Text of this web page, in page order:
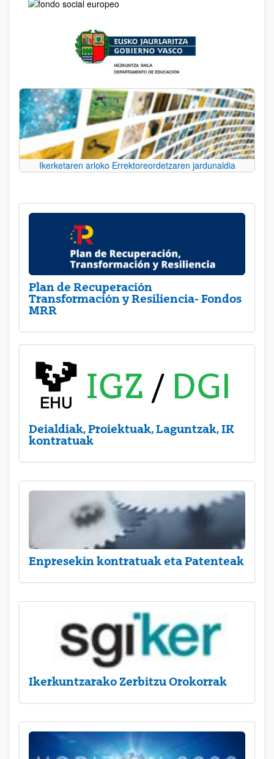
Ikerketaren arloko Errektoreordetzaren jardunaldia
Plan de Recuperación
Transformación y Resiliencia- Fondos
MRR
Deialdiak, Proiektuak, Laguntzak, IK
kontratuak
Enpresekin kontratuak eta Patenteak
Ikerkuntzarako Zerbitzu Orokorrak